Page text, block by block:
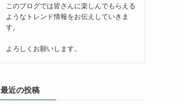
このブログでは皆さんに楽しんでもらえる
ようなトレンド情報をお伝えしていきま
す。
よろしくお願いします。
最近の投稿